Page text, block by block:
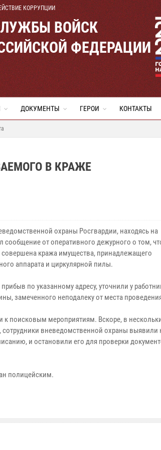
КОРРУПЦИИ
ВОЙСК
ФЕДЕРАЦИИ
ДОКУМЕНТЫ ГЕРОИ КОНТАКТЫ
В КРАЖЕ
охраны Росгвардии, находясь на
сообщение от оперативного дежурного о том,
кража имущества, принадлежащего
аппарата и циркулярной пилы.
по указанному адресу, уточнили у
замеченного неподалеку от места
к поисковым мероприятиям. Вскоре, в
сотрудники вневедомственной охраны выявили
и остановили его для проверки
полицейским.